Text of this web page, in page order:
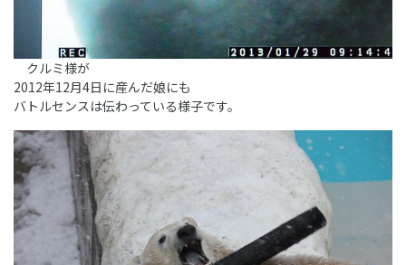
クルミ様が
2012年12月4日に産んだ娘にも
バトルセンスは伝わっている様子です。